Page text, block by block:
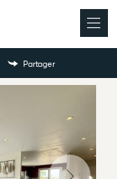
Partager